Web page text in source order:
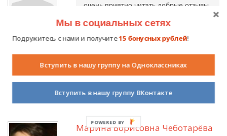
очень приятно читать добрые отзывы
Любовь Евгеньевна 28.01.2015 в 19:55
Умница. Светло, тепло и душевно.
Побольше таких чудных стихов!
Марина Борисовна Чеботарёва
Мы в социальных сетях
Подружитесь с нами и получите15 бонусных рублей!
Вступить в нашу группу на Одноклассниках
Вступить в нашу группу ВКонтакте
POWERED BY